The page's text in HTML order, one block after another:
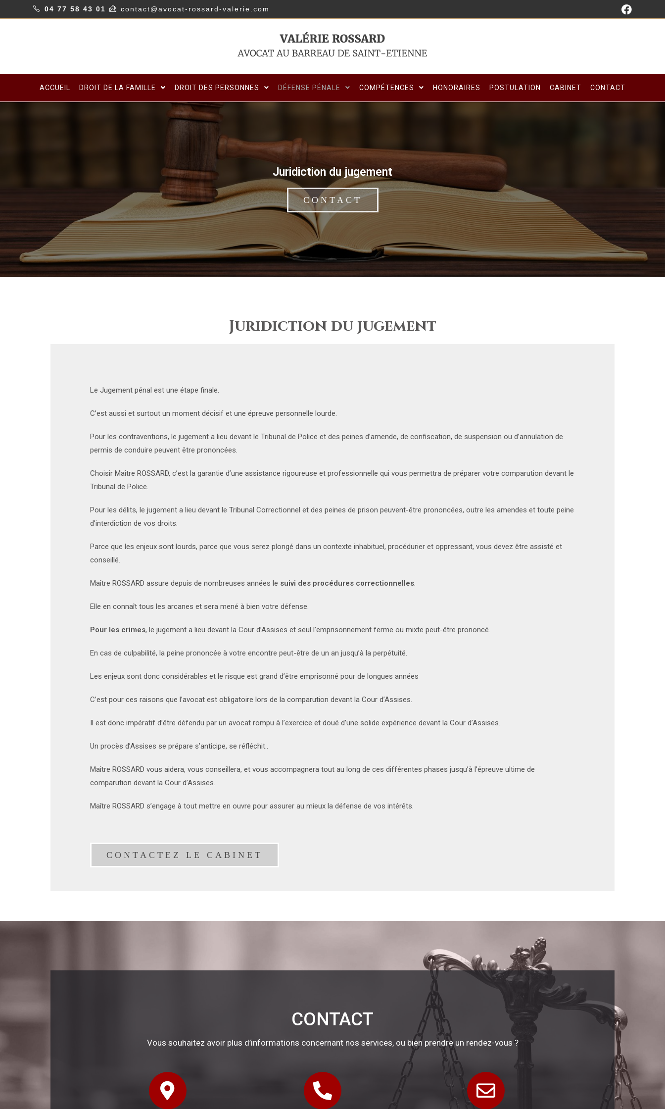
04 77 58 43 01 contact@avocat-rossard-valerie.com
ACCUEIL DROIT DE LA FAMILLE DROIT DES PERSONNES DÉFENSE PÉNALE COMPÉTENCES HONORAIRES POSTULATION CABINET CONTACT
Juridiction du jugement
CONTACT
Juridiction du jugement
Le Jugement pénal est une étape finale.
C’est aussi et surtout un moment décisif et une épreuve personnelle lourde.
Pour les contraventions, le jugement a lieu devant le Tribunal de Police et des peines d’amende, de confiscation, de suspension ou d’annulation de
permis de conduire peuvent être prononcées.
Choisir Maître ROSSARD, c’est la garantie d’une assistance rigoureuse et professionnelle qui vous permettra de préparer votre comparution devant le
Tribunal de Police.
Pour les délits, le jugement a lieu devant le Tribunal Correctionnel et des peines de prison peuvent-être prononcées, outre les amendes et toute peine
d’interdiction de vos droits.
Parce que les enjeux sont lourds, parce que vous serez plongé dans un contexte inhabituel, procédurier et oppressant, vous devez être assisté et
conseillé.
Maître ROSSARD assure depuis de nombreuses années le suivi des procédures correctionnelles.
Elle en connaît tous les arcanes et sera mené à bien votre défense.
Pour les crimes, le jugement a lieu devant la Cour d’Assises et seul l’emprisonnement ferme ou mixte peut-être prononcé.
En cas de culpabilité, la peine prononcée à votre encontre peut-être de un an jusqu’à la perpétuité.
Les enjeux sont donc considérables et le risque est grand d’être emprisonné pour de longues années
C’est pour ces raisons que l’avocat est obligatoire lors de la comparution devant la Cour d’Assises.
Il est donc impératif d’être défendu par un avocat rompu à l’exercice et doué d’une solide expérience devant la Cour d’Assises.
Un procès d’Assises se prépare s’anticipe, se réfléchit..
Maître ROSSARD vous aidera, vous conseillera, et vous accompagnera tout au long de ces différentes phases jusqu’à l’épreuve ultime de
comparution devant la Cour d’Assises.
Maître ROSSARD s’engage à tout mettre en ouvre pour assurer au mieux la défense de vos intérêts.
CONTACTEZ LE CABINET
CONTACT
Vous souhaitez avoir plus d’informations concernant nos services, ou bien prendre un rendez-vous ?